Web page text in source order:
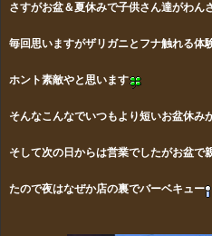
さすがお盆＆夏休みで子供さん達がわん
毎回思いますがザリガニとフナ触れる体
ホント素敵やと思います
そんなこんなでいつもより短いお盆休み
そして次の日からは営業でしたがお盆で
たので夜はなぜか店の裏でバーベキュー